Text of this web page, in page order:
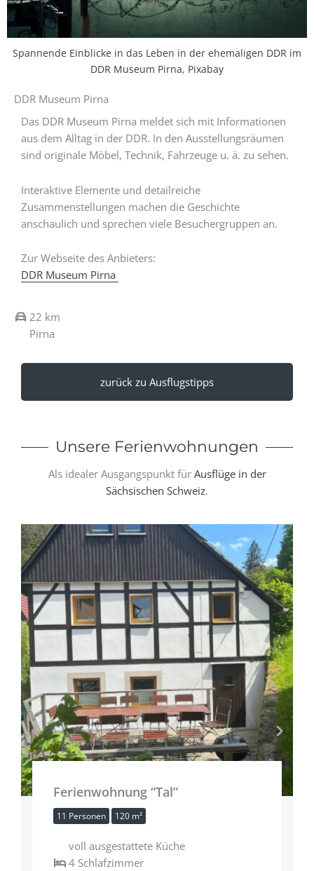
Spannende Einblicke in das Leben in der ehemaligen DDR im
DDR Museum Pirna, Pixabay
DDR Museum Pirna
Das DDR Museum Pirna meldet sich mit Informationen
aus dem Alltag in der DDR. In den Ausstellungsräumen
sind originale Möbel, Technik, Fahrzeuge u. ä. zu sehen.
Interaktive Elemente und detailreiche
Zusammenstellungen machen die Geschichte
anschaulich und sprechen viele Besuchergruppen an.
Zur Webseite des Anbieters:
DDR Museum Pirna
22 km
Pirna
zurück zu Ausflugstipps
Unsere Ferienwohnungen
Als idealer Ausgangspunkt für Ausflüge in der
Sächsischen Schweiz.
Ferienwohnung “Tal”
11 Personen 120 m²
voll ausgestattete Küche
4 Schlafzimmer